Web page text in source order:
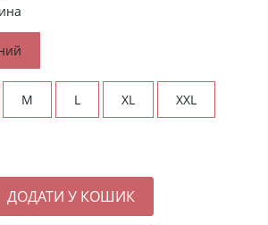
M L XL XXL